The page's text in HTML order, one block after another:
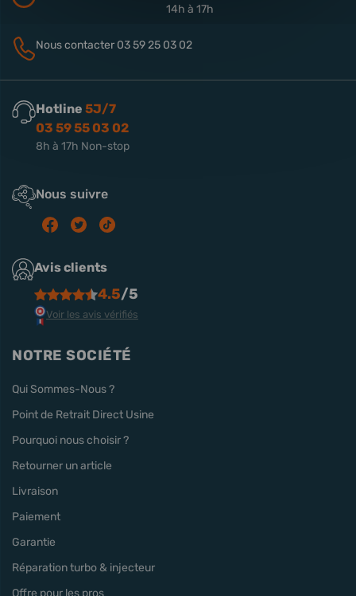
14h à 17h
Nous contacter 03 59 25 03 02
Hotline 5J/7
03 59 55 03 02
8h à 17h Non-stop
Nous suivre
Avis clients
4.5/5
Voir les avis vérifiés
NOTRE SOCIÉTÉ
Qui Sommes-Nous ?
Point de Retrait Direct Usine
Pourquoi nous choisir ?
Retourner un article
Livraison
Paiement
Garantie
Réparation turbo & injecteur
Offre pour les pros